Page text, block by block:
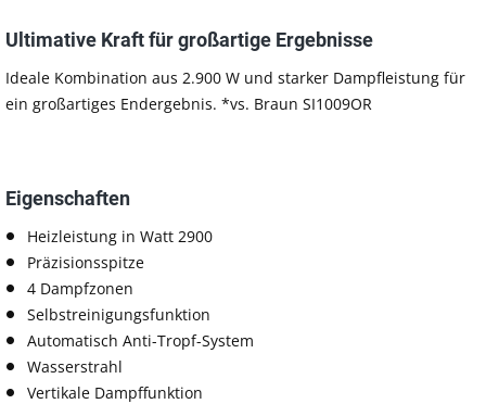
Ultimative Kraft für großartige Ergebnisse
Ideale Kombination aus 2.900 W und starker Dampfleistung für
ein großartiges Endergebnis. *vs. Braun SI1009OR
Eigenschaften
Heizleistung in Watt 2900
Präzisionsspitze
4 Dampfzonen
Selbstreinigungsfunktion
Automatisch Anti-Tropf-System
Wasserstrahl
Vertikale Dampffunktion